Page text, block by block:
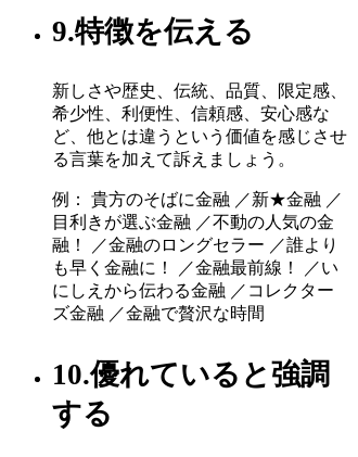
9.特徴を伝える
新しさや歴史、伝統、品質、限定感、
希少性、利便性、信頼感、安心感な
ど、他とは違うという価値を感じさせ
る言葉を加えて訴えましょう。
例： 貴方のそばに金融 ／新★金融 ／
目利きが選ぶ金融 ／不動の人気の金
融！ ／金融のロングセラー ／誰より
も早く金融に！ ／金融最前線！ ／い
にしえから伝わる金融 ／コレクター
ズ金融 ／金融で贅沢な時間
10.優れていると強調
する